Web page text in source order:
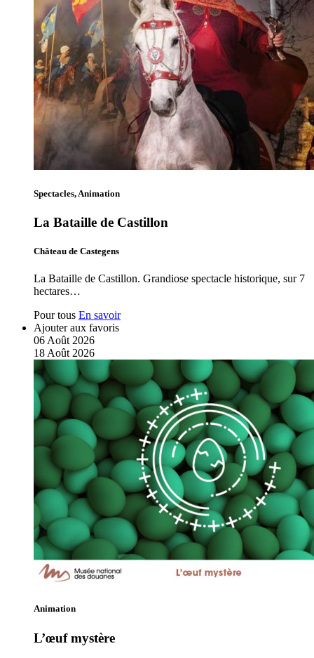
Spectacles, Animation
La Bataille de Castillon
Château de Castegens
La Bataille de Castillon. Grandiose spectacle historique, sur 7
hectares…
Pour tous En savoir
Ajouter aux favoris
06 Août 2026
18 Août 2026
Animation
L’œuf mystère